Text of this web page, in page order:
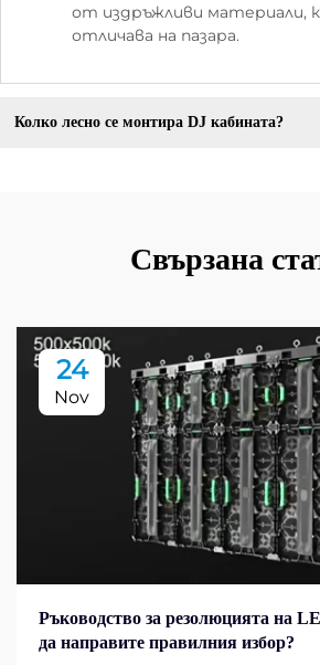
от издръжливи материали,
отличава на пазара.
Колко лесно се монтира DJ кабината?
Свързана
24
Nov
Ръководство за резолюцията на
да направите правилния избор?